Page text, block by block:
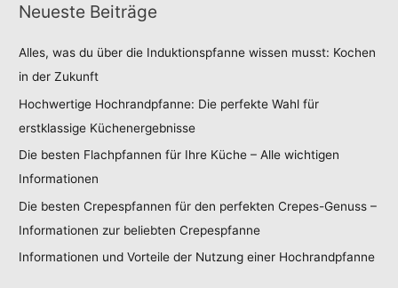
Neueste Beiträge
Alles, was du über die Induktionspfanne wissen musst: Kochen
in der Zukunft
Hochwertige Hochrandpfanne: Die perfekte Wahl für
erstklassige Küchenergebnisse
Die besten Flachpfannen für Ihre Küche – Alle wichtigen
Informationen
Die besten Crepespfannen für den perfekten Crepes-Genuss –
Informationen zur beliebten Crepespfanne
Informationen und Vorteile der Nutzung einer Hochrandpfanne